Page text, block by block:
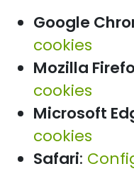
Google
cookies
Mozilla
cookies
Microsoft
cookies
Safari: